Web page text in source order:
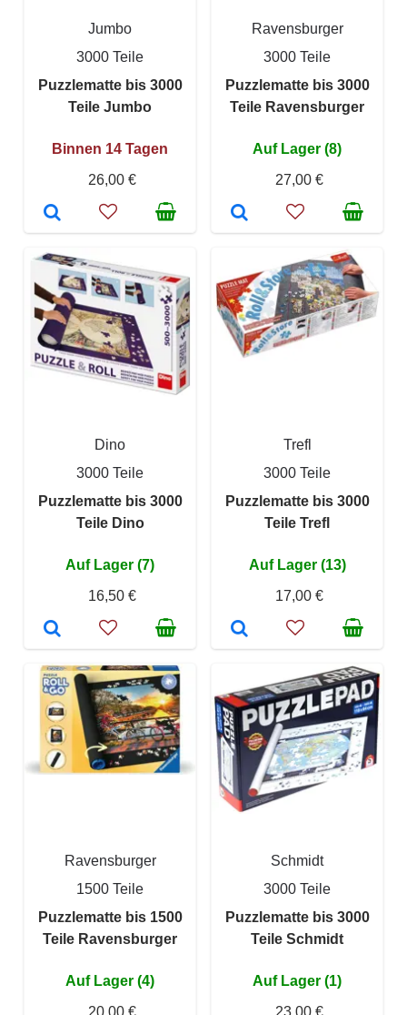
Jumbo
3000 Teile
Puzzlematte bis 3000
Teile Jumbo
Binnen 14 Tagen
26,00 €
Ravensburger
3000 Teile
Puzzlematte bis 3000
Teile Ravensburger
Auf Lager (8)
27,00 €
Dino
3000 Teile
Puzzlematte bis 3000
Teile Dino
Auf Lager (7)
16,50 €
Trefl
3000 Teile
Puzzlematte bis 3000
Teile Trefl
Auf Lager (13)
17,00 €
Ravensburger
1500 Teile
Puzzlematte bis 1500
Teile Ravensburger
Auf Lager (4)
20,00 €
Schmidt
3000 Teile
Puzzlematte bis 3000
Teile Schmidt
Auf Lager (1)
23,00 €